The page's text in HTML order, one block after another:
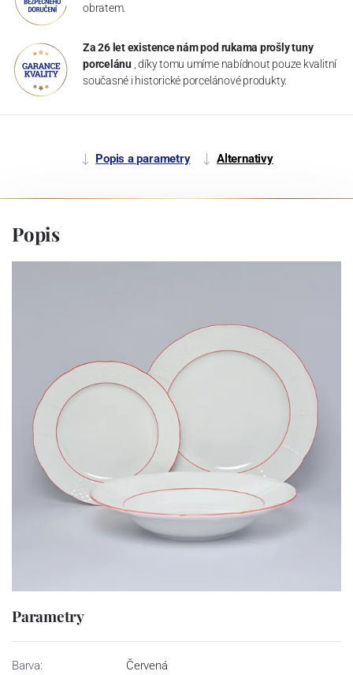
obratem.
Za 26 let existence nám pod rukama prošly tuny
porcelánu , díky tomu umíme nabídnout pouze kvalitní
současné i historické porcelánové produkty.
Popis a parametry Alternativy
Popis
Parametry
Barva: Červená